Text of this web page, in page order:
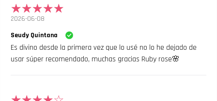
2026-06-08
Seudy Quintana
Es divino desde la primera vez que lo usé no lo he dejado de
usar súper recomendado, muchas gracias Ruby rose🌸